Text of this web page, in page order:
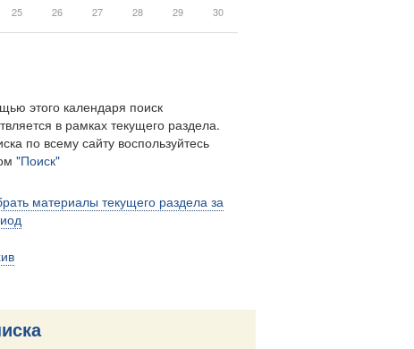
25 26 27 28 29 30
этого календаря поиск
в рамках текущего раздела.
по всему сайту воспользуйтесь
"Поиск"
материалы текущего раздела за